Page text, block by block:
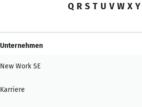
Q R S T U V W X Y
Unternehmen
New Work SE
Karriere